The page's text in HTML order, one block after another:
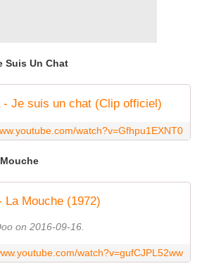
Suis Un Chat
- Je suis un chat (Clip officiel)
watch?v=Gfhpu1EXNT0
La Mouche (1972)
on 2016-09-16.
watch?v=gufCJPL52ww